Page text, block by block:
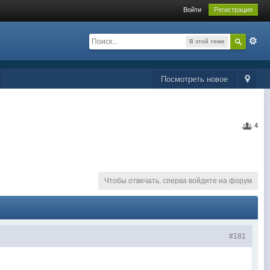
Войти Регистрация
В этой теме
Посмотреть новое
4
Чтобы отвечать, сперва войдите на форум
#181